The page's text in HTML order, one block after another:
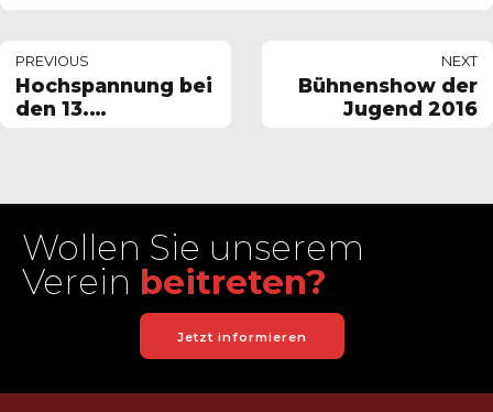
PREVIOUS
Hochspannung bei
den 13.
NEXT
Bühnenshow der
Jugend 2016
Wollen Sie unserem
Verein beitreten?
Jetzt informieren